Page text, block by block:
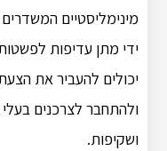
מינימליסטיים
ידי מתן עדיפות
יכולים להעביר את
ולהתחבר לצרכנים
ושקיפות.